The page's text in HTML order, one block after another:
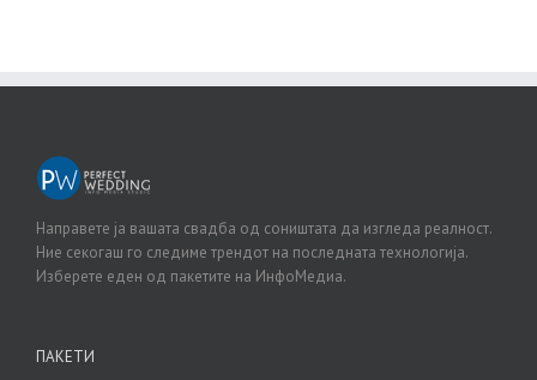
Направете ја вашата свадба од соништата да изгледа реалност.
Ние секогаш го следиме трендот на последната технологија.
Изберете еден од пакетите на ИнфоМедиа.
ПАКЕТИ